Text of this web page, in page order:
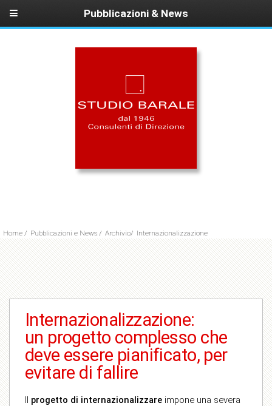
Home / Pubblicazioni e News / Archivio/ Internazionalizzazione
Internazionalizzazione:
un progetto complesso che
deve essere pianificato, per
evitare di fallire
Il progetto di internazionalizzare impone una severa
Pubblicazioni & News